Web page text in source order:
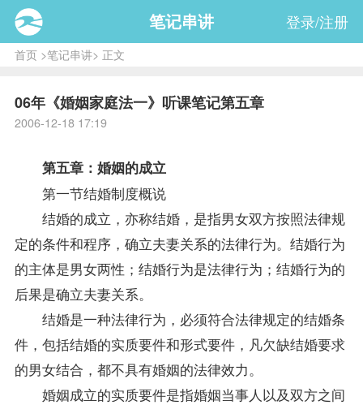
笔记串讲 登录/注册
首页>笔记串讲> 正文
06年《婚姻家庭法一》听课笔记第五章
2006-12-18 17:19
第五章：婚姻的成立
第一节结婚制度概说
结婚的成立，亦称结婚，是指男女双方按照法律规
定的条件和程序，确立夫妻关系的法律行为。结婚行为
的主体是男女两性；结婚行为是法律行为；结婚行为的
后果是确立夫妻关系。
结婚是一种法律行为，必须符合法律规定的结婚条
件，包括结婚的实质要件和形式要件，凡欠缺结婚要求
的男女结合，都不具有婚姻的法律效力。
婚姻成立的实质要件是指婚姻当事人以及双方之间